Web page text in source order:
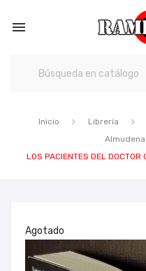

Inicio Librería
LOS PACIENTES DEL
Agotado